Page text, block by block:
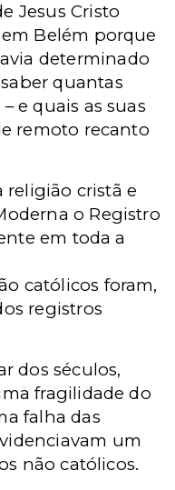
Jesus Cristo
Belém porque
determinado
quantas
e quais as suas
remoto recanto
religião cristã e
o Registro
em toda a
católicos foram,
registros
dos séculos,
fragilidade do
falha das
um
não católicos.